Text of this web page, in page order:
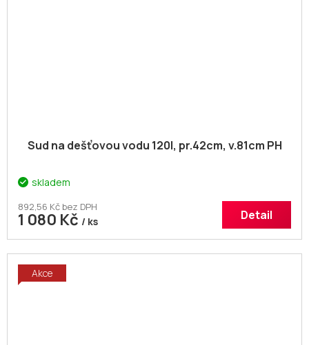
Sud na dešťovou vodu 120l, pr.42cm, v.81cm PH
skladem
892,56 Kč bez DPH
1 080 Kč / ks Detail
Akce